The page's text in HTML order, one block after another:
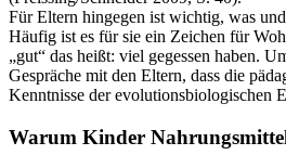
Für Eltern hingegen ist wichtig, was
Häufig ist es für sie ein Zeichen für
„gut“ das heißt: viel gegessen haben.
Gespräche mit den Eltern, dass die
Kenntnisse der evolutionsbiologischen
Warum Kinder